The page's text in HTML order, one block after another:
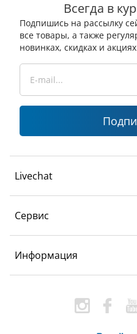
Всегда в
Подпишись на рассылку
все товары, а также
новинках, скидках и
Livechat
Сервис
Информация